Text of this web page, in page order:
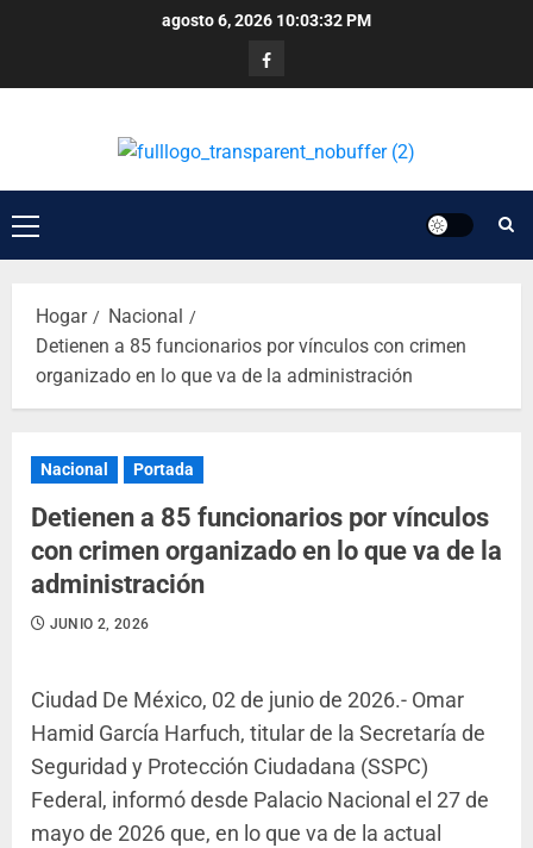
agosto 6, 2026 10:03:32 PM
Hogar
Nacional
Detienen a 85 funcionarios por vínculos con crimen
organizado en lo que va de la administración
Nacional Portada
Detienen a 85 funcionarios por vínculos
con crimen organizado en lo que va de la
administración
JUNIO 2, 2026
Ciudad De México, 02 de junio de 2026.- Omar
Hamid García Harfuch, titular de la Secretaría de
Seguridad y Protección Ciudadana (SSPC)
Federal, informó desde Palacio Nacional el 27 de
mayo de 2026 que, en lo que va de la actual